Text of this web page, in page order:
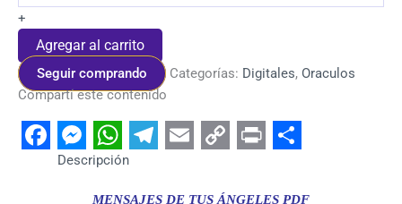
+
Agregar al carrito
Seguir comprando Categorías: Digitales, Oraculos
Compartí este contenido
Facebook
Messenger
WhatsApp
Link
Descripción
MENSAJES DE TUS ÁNGELES PDF